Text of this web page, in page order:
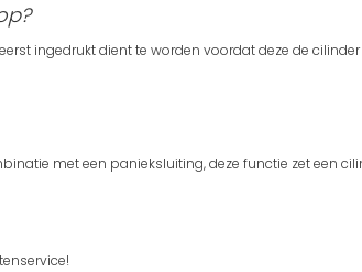
ingedrukt dient te worden voordat deze de
met een panieksluiting, deze functie zet een